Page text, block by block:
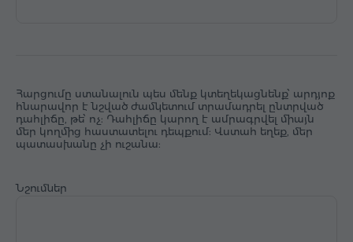
Հարցումը ստանալուն պես մենք կտեղեկացնենք՝ արդյոք
հնարավոր է նշված ժամկետում տրամադրել ընտրված
դահլիճը, թե՝ ոչ: Դահլիճը կարող է ամրագրվել միայն
մեր կողմից հաստատելու դեպքում: Վստահ եղեք, մեր
պատասխանը չի ուշանա:
Նշումներ